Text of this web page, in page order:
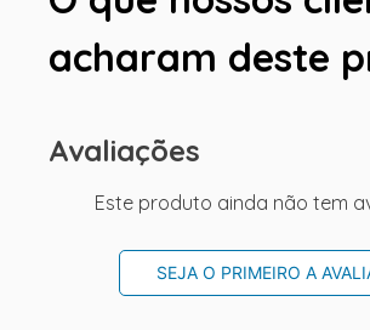
acharam deste
Avaliações
Este produto ainda não tem
SEJA O PRIMEIRO A